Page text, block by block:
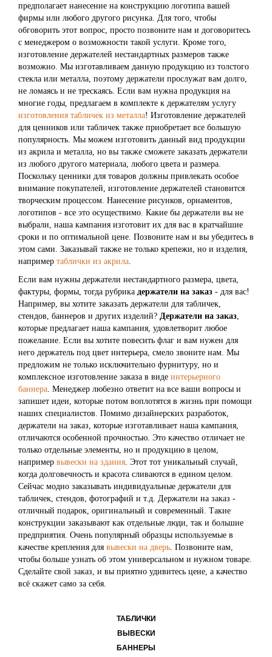
предполагает нанесение на конструкцию логотипа вашей
фирмы или любого другого рисунка. Для того, чтобы
обговорить этот вопрос, просто позвоните нам и договоритесь
с менеджером о возможности такой услуги. Кроме того,
изготовление держателей нестандартных размеров также
возможно. Мы изготавливаем данную продукцию из толстого
стекла или металла, поэтому держатели прослужат вам долго,
не ломаясь и не трескаясь. Если вам нужна продукция на
многие годы, предлагаем в комплекте к держателям услугу
изготовления табличек из металла! Изготовление держателей
для ценников или табличек также приобретает все большую
популярность. Мы можем изготовить данный вид продукции
из акрила и металла, но вы также сможете заказать держатели
из любого другого материала, любого цвета и размера.
Поскольку ценники для товаров должны привлекать особое
внимание покупателей, изготовление держателей становится
творческим процессом. Нанесение рисунков, орнаментов,
логотипов - все это осуществимо. Какие бы держатели вы не
выбрали, наша кампания изготовит их для вас в кратчайшие
сроки и по оптимальной цене. Позвоните нам и вы убедитесь в
этом сами. Заказывай также не только крепежи, но и изделия,
например таблички из акрила
Если вам нужны держатели нестандартного размера, цвета,
фактуры, формы, тогда рубрика держатели на заказ - для вас!
Например, вы хотите заказать держатели для табличек,
стендов, баннеров и других изделий? Держатели на заказ
которые предлагает наша кампания, удовлетворит любое
пожелание. Если вы хотите повесить флаг и вам нужен для
него держатель под цвет интерьера, смело звоните нам. Мы
предложим не только исключительно фурнитуру, но и
комплексное изготовление заказа в виде интерьерного
баннера . Менеджер любезно ответит на все ваши вопросы и
запишет идеи, которые потом воплотятся в жизнь при помощи
наших специалистов. Помимо дизайнерских разработок,
держатели на заказ, которые изготавливает наша кампания,
отличаются особенной прочностью. Это качество отличает не
только отдельные элементы, но и продукцию в целом,
например вывески на здания . Этот тот уникальный случай,
когда долговечность и красота сливаются в едином целом.
Сейчас модно заказывать индивидуальные держатели для
табличек, стендов, фотографий и т.д. Держатели на заказ -
отличный подарок, оригинальный и современный. Такие
конструкции заказывают как отдельные люди, так и большие
предприятия. Очень популярный образцы используемые в
качестве крепления для вывески на дверь . Позвоните нам,
чтобы больше узнать об этом универсальном и нужном товаре.
Сделайте свой заказ, и вы приятно удивитесь цене, а качество
всё скажет само за себя.
ТАБЛИЧКИ
ВЫВЕСКИ
БАННЕРЫ